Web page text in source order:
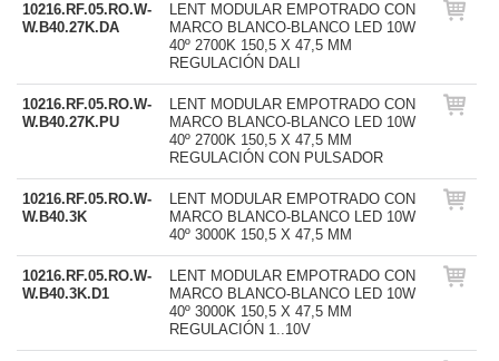
10216.RF.05.RO.W-
W.B40.27K.DA
LENT MODULAR EMPOTRADO CON
MARCO BLANCO-BLANCO LED 10W
40º 2700K 150,5 X 47,5 MM
REGULACIÓN DALI
10216.RF.05.RO.W-
W.B40.27K.PU
LENT MODULAR EMPOTRADO CON
MARCO BLANCO-BLANCO LED 10W
40º 2700K 150,5 X 47,5 MM
REGULACIÓN CON PULSADOR
10216.RF.05.RO.W-
W.B40.3K
LENT MODULAR EMPOTRADO CON
MARCO BLANCO-BLANCO LED 10W
40º 3000K 150,5 X 47,5 MM
10216.RF.05.RO.W-
W.B40.3K.D1
LENT MODULAR EMPOTRADO CON
MARCO BLANCO-BLANCO LED 10W
40º 3000K 150,5 X 47,5 MM
REGULACIÓN 1..10V